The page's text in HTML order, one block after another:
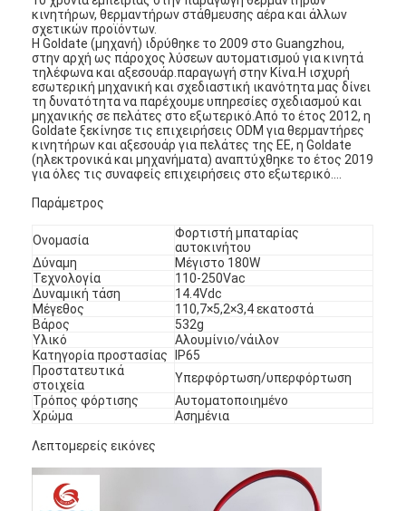
κινητήρων, θερμαντήρων στάθμευσης αέρα και άλλων
σχετικών προϊόντων.
Η Goldate (μηχανή) ιδρύθηκε το 2009 στο Guangzhou,
στην αρχή ως πάροχος λύσεων αυτοματισμού για κινητά
τηλέφωνα και αξεσουάρ.παραγωγή στην Κίνα.Η ισχυρή
εσωτερική μηχανική και σχεδιαστική ικανότητα μας δίνει
τη δυνατότητα να παρέχουμε υπηρεσίες σχεδιασμού και
μηχανικής σε πελάτες στο εξωτερικό.Από το έτος 2012, η
Goldate ξεκίνησε τις επιχειρήσεις ODM για θερμαντήρες
κινητήρων και αξεσουάρ για πελάτες της ΕΕ, η Goldate
(ηλεκτρονικά και μηχανήματα) αναπτύχθηκε το έτος 2019
για όλες τις συναφείς επιχειρήσεις στο εξωτερικό....
Παράμετρος
Ονομασία
Φορτιστή μπαταρίας
αυτοκινήτου
Δύναμη
Μέγιστο 180W
Τεχνολογία
110-250Vac
Δυναμική τάση
14.4Vdc
Μέγεθος
110,7×5,2×3,4 εκατοστά
Βάρος
532g
Υλικό
Αλουμίνιο/νάιλον
Κατηγορία προστασίας
IP65
Προστατευτικά
στοιχεία
Υπερφόρτωση/υπερφόρτωση
Τρόπος φόρτισης
Αυτοματοποιημένο
Χρώμα
Ασημένια
Λεπτομερείς εικόνες